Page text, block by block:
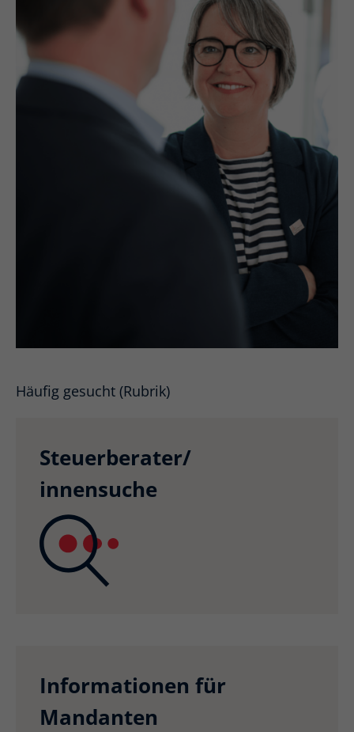
Häufig gesucht (Rubrik)
Steuerberater/
innensuche
Informationen für
Mandanten